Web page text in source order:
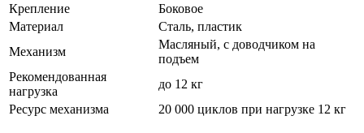
Крепление
Боковое
Материал
Сталь, пластик
Механизм
Масляный, с доводчиком на
подъем
Рекомендованная
нагрузка
до 12 кг
Ресурс механизма
20 000 циклов при нагрузке 12 кг